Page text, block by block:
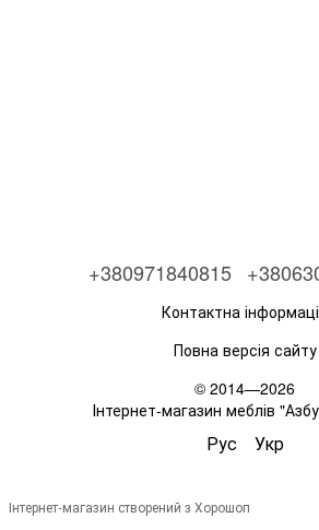
+380971840815
Контактна
Повна версія сайту
© 2014—2026
Інтернет-магазин меблів
Рус Укр
Інтернет-магазин створений з Хорошоп